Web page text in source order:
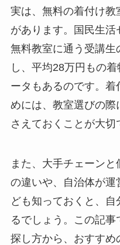
実は、無料の着付け
があります。国民生活
無料教室に通う受講生
し、平均28万円もの
ータもあるのです。
めには、教室選びの
さえておくことが大切
また、大手チェーン
の違いや、自治体が
ども知っておくと、
るでしょう。この記
探し方から、おすす